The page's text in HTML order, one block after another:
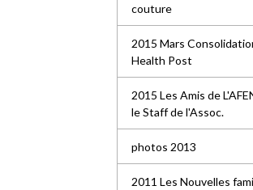
couture
2015 Mars
Health Post
2015 Les Amis de
le Staff de l'Assoc.
photos 2013
2011 Les Nouvelles